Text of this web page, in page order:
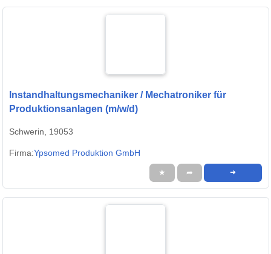
Instandhaltungsmechaniker / Mechatroniker für
Produktionsanlagen (m/w/d)
Schwerin, 19053
Firma:Ypsomed Produktion GmbH
★ ➦ ➜